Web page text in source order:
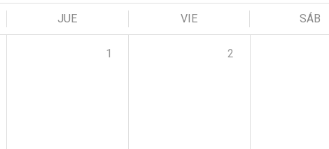
JUE VIE SÁB
1 2